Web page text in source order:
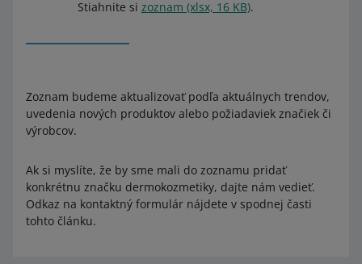
Stiahnite si zoznam (xlsx, 16 KB).
Zoznam budeme aktualizovať podľa aktuálnych trendov,
uvedenia nových produktov alebo požiadaviek značiek či
výrobcov.
Ak si myslíte, že by sme mali do zoznamu pridať
konkrétnu značku dermokozmetiky, dajte nám vedieť.
Odkaz na kontaktný formulár nájdete v spodnej časti
tohto článku.